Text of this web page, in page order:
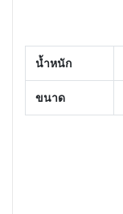
น้ำหนัก
ขนาด